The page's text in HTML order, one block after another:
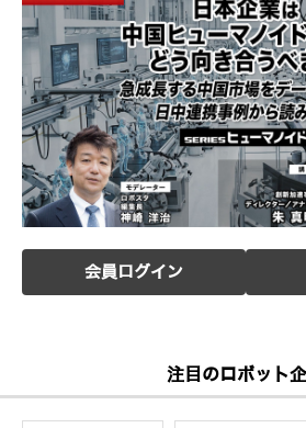
会員ログイン
注目のロボット